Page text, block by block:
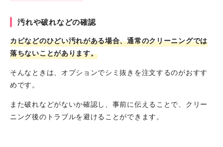
汚れや破れなどの確認
カビなどのひどい汚れがある場合、通常のクリーニングでは
落ちないことがあります。
そんなときは、オプションでシミ抜きを注文するのがおすす
めです。
また破れなどがないか確認し、事前に伝えることで、クリー
ニング後のトラブルを避けることができます。